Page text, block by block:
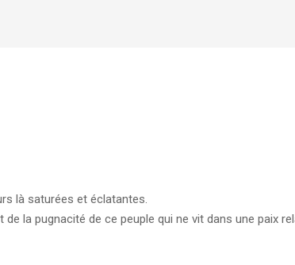
là saturées et éclatantes.
la pugnacité de ce peuple qui ne vit dans une paix